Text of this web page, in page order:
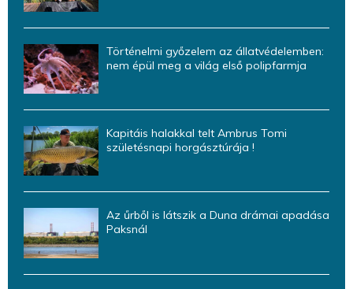
Történelmi győzelem az állatvédelemben:
nem épül meg a világ első polipfarmja
Kapitáis halakkal telt Ambrus Tomi
születésnapi horgásztúrája !
Az űrből is látszik a Duna drámai apadása
Paksnál